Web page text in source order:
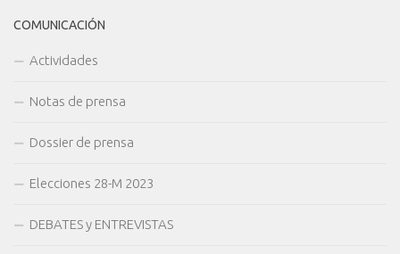
COMUNICACIÓN
Actividades
Notas de prensa
Dossier de prensa
Elecciones 28-M 2023
DEBATES y ENTREVISTAS